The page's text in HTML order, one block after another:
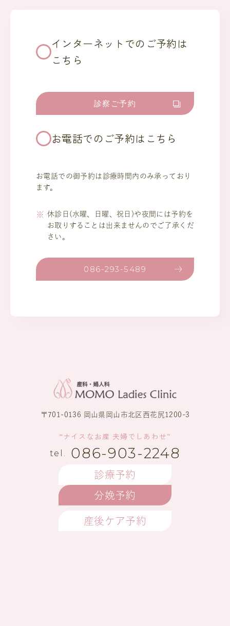
インターネットでのご予約は
こちら
診察ご予約
お電話でのご予約はこちら
お電話での御予約は診療時間内のみ承っており
ます。
休診日(水曜、日曜、祝日)や夜間には予約を
お取りすることは出来ませんのでご了承くだ
さい。
086-293-5489
〒701-0136 岡山県岡山市北区西花尻1200-3
“ナイスなお産 夫婦でしあわせ”
086-903-2248
診療予約
分娩予約
産後ケア予約